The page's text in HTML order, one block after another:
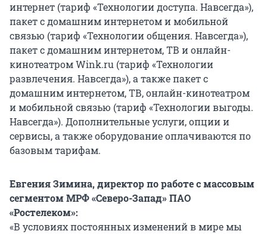
интернет (тариф «Технологии доступа. Навсегда»),
пакет с домашним интернетом и мобильной
связью (тариф «Технологии общения. Навсегда»),
пакет с домашним интернетом, ТВ и онлайн-
кинотеатром Wink.ru (тариф «Технологии
развлечения. Навсегда»), а также пакет с
домашним интернетом, ТВ, онлайн-кинотеатром
и мобильной связью (тариф «Технологии выгоды.
Навсегда»). Дополнительные услуги, опции и
сервисы, а также оборудование оплачиваются по
базовым тарифам.
Евгения Зимина, директор по работе с массовым
сегментом МРФ «Северо-Запад» ПАО
«Ростелеком»:
«В условиях постоянных изменений в мире мы